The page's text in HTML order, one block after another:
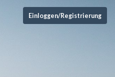
Einloggen/Registrierung